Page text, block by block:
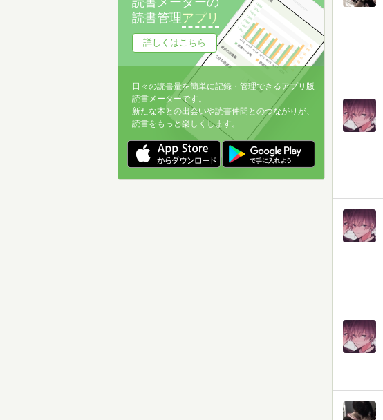
読書管理アプリ
詳しくはこちら
日々の読書量を簡単に記録・管理できるアプリ版
読書メーターです。
新たな本との出会いや読書仲間とのつながりが、
読書をもっと楽しくします。